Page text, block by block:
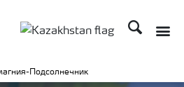
Поиск
Подсолнечник